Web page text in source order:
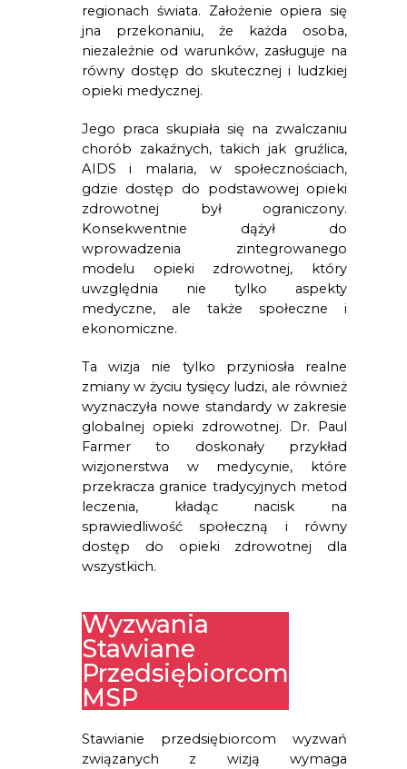
regionach świata. Założenie opiera się
jna przekonaniu, że każda osoba,
niezależnie od warunków, zasługuje na
równy dostęp do skutecznej i ludzkiej
opieki medycznej.
Jego praca skupiała się na zwalczaniu
chorób zakaźnych, takich jak gruźlica,
AIDS i malaria, w społecznościach,
gdzie dostęp do podstawowej opieki
zdrowotnej był ograniczony.
Konsekwentnie dążył do
wprowadzenia zintegrowanego
modelu opieki zdrowotnej, który
uwzględnia nie tylko aspekty
medyczne, ale także społeczne i
ekonomiczne.
Ta wizja nie tylko przyniosła realne
zmiany w życiu tysięcy ludzi, ale również
wyznaczyła nowe standardy w zakresie
globalnej opieki zdrowotnej. Dr. Paul
Farmer to doskonały przykład
wizjonerstwa w medycynie, które
przekracza granice tradycyjnych metod
leczenia, kładąc nacisk na
sprawiedliwość społeczną i równy
dostęp do opieki zdrowotnej dla
wszystkich.
Wyzwania
Stawiane
Przedsiębiorcom
MSP
Stawianie przedsiębiorcom wyzwań
związanych z wizją wymaga